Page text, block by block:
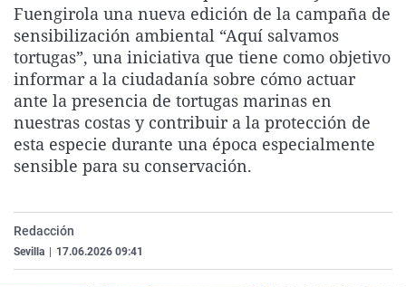
La rosa de los vientos
Gente viajera
Como el perro y el
Caso
Retornados
Equipo de
Operación Viuda
Extremadura
Galicia
La Rioja
Navarra
País Vasco
Virales
Televisión
Elecciones
Fuengirola una nueva edición de la campaña de
sensibilización ambiental “Aquí salvamos
tortugas”, una iniciativa que tiene como objetivo
informar a la ciudadanía sobre cómo actuar
ante la presencia de tortugas marinas en
nuestras costas y contribuir a la protección de
esta especie durante una época especialmente
sensible para su conservación.
Redacción
Sevilla 17.06.2026 09:41